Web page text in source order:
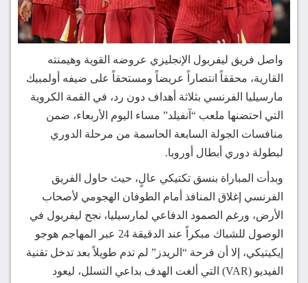
واصل فريق ليفربول الإنجليزي عروضه القوية وهيمنته
القارية، محققاً انتصاراً عريضاً ومستحقاً على ضيفه أولمبيك
مارسيليا الفرنسي بثلاثة أهداف دون رد، في القمة الكروية
التي احتضنها ملعب “آنفيلد” مساء اليوم الأربعاء، ضمن
منافسات الجولة السابعة الحاسمة من مرحلة الدوري
لبطولة دوري أبطال أوروبا.
وبدأت المباراة بنسق تكتيكي عالٍ، حيث حاول الفريق
الفرنسي إغلاق المنافذ أمام الطوفان الهجومي لأصحاب
الأرض، ورغم الصمود الدفاعي لمارسيليا، نجح ليفربول في
الوصول للشباك مبكراً عند الدقيقة 24 عبر المهاجم هوجو
إيكيتيكي، إلا أن فرحة “الريدز” لم تدم طويلاً بعد تدخل تقنية
الفيديو (VAR) التي ألغت الهدف بداعي التسلل، ليعود